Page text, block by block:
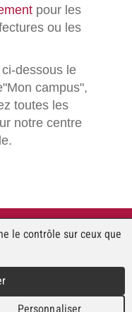
pour les
ou les
dessous le
campus",
toutes les
notre centre
1
44 61
le contrôle sur ceux que
Personnaliser